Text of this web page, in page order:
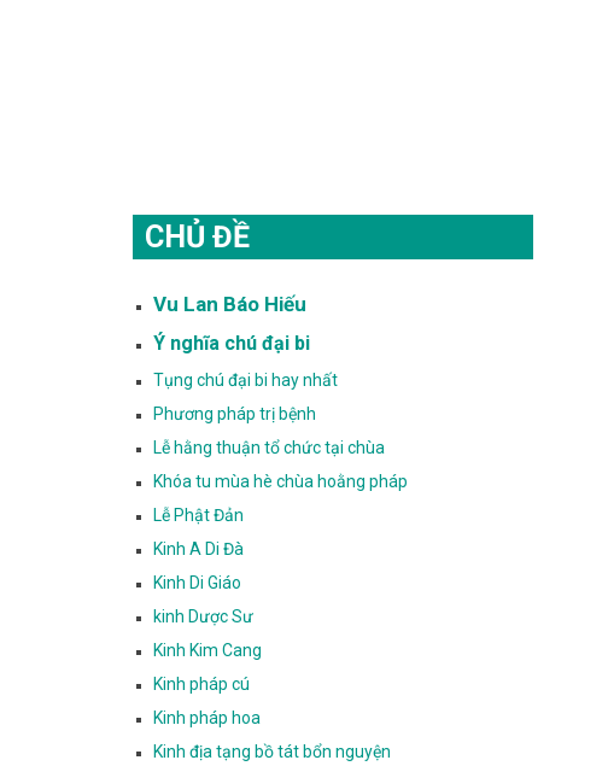
CHỦ ĐỀ
Vu Lan Báo Hiếu
Ý nghĩa chú đại bi
Tụng chú đại bi hay nhất
Phương pháp trị bệnh
Lễ hằng thuận tổ chức tại chùa
Khóa tu mùa hè chùa hoằng pháp
Lễ Phật Đản
Kinh A Di Đà
Kinh Di Giáo
kinh Dược Sư
Kinh Kim Cang
Kinh pháp cú
Kinh pháp hoa
Kinh địa tạng bồ tát bổn nguyện